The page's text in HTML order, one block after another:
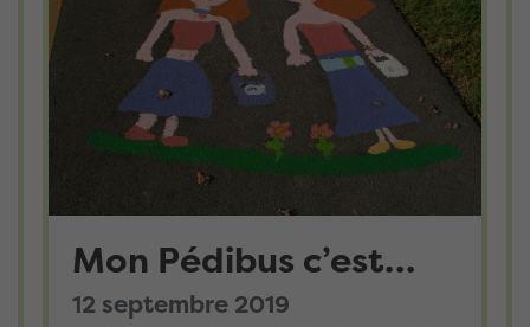
Mon Pédibus c’est…
12 septembre 2019